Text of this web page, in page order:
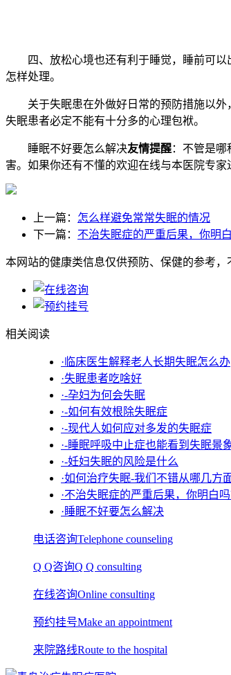
四、放松心境也还有利于睡觉，睡前可以
怎样处理。
关于失眠患在外做好日常的预防措施以外
失眠患者必定不能有十分多的心理包袱。
睡眠不好要怎么解决友情提醒：不管是
害。如果你还有不懂的欢迎在线与本医院专家
上一篇： 怎么样避免常常失眠的情况
下一篇： 不治失眠症的严重后果，你明白
本网站的健康类信息仅供预防、保健的参考
相关阅读
·临床医生解释老人长期失眠怎么办
·失眠患者吃啥好
·-孕妇为何会失眠
·-如何有效根除失眠症
·-现代人如何应对多发的失眠症
·-睡眠呼吸中止症也能看到失眠景
·-妊妇失眠的风险是什么
·如何治疗失眠-我们不错从哪几方
·不治失眠症的严重后果，你明白吗
·睡眠不好要怎么解决
电话咨询Telephone counseling
Q Q咨询Q Q consulting
在线咨询Online consulting
预约挂号Make an appointment
来院路线Route to the hospital